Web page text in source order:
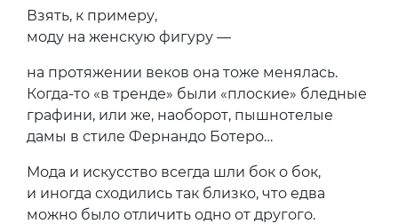
Взять, к примеру,
моду на женскую фигуру —
на протяжении веков она тоже менялась.
Когда-то «в тренде» были «плоские» бледные
графини, или же, наоборот, пышнотелые
дамы в стиле Фернандо Ботеро…
Мода и искусство всегда шли бок о бок,
и иногда сходились так близко, что едва
можно было отличить одно от другого.